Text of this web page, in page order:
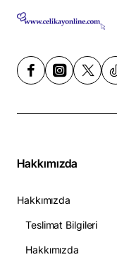
Hakkımızda
Hakkımızda
Teslimat Bilgileri
Hakkımızda